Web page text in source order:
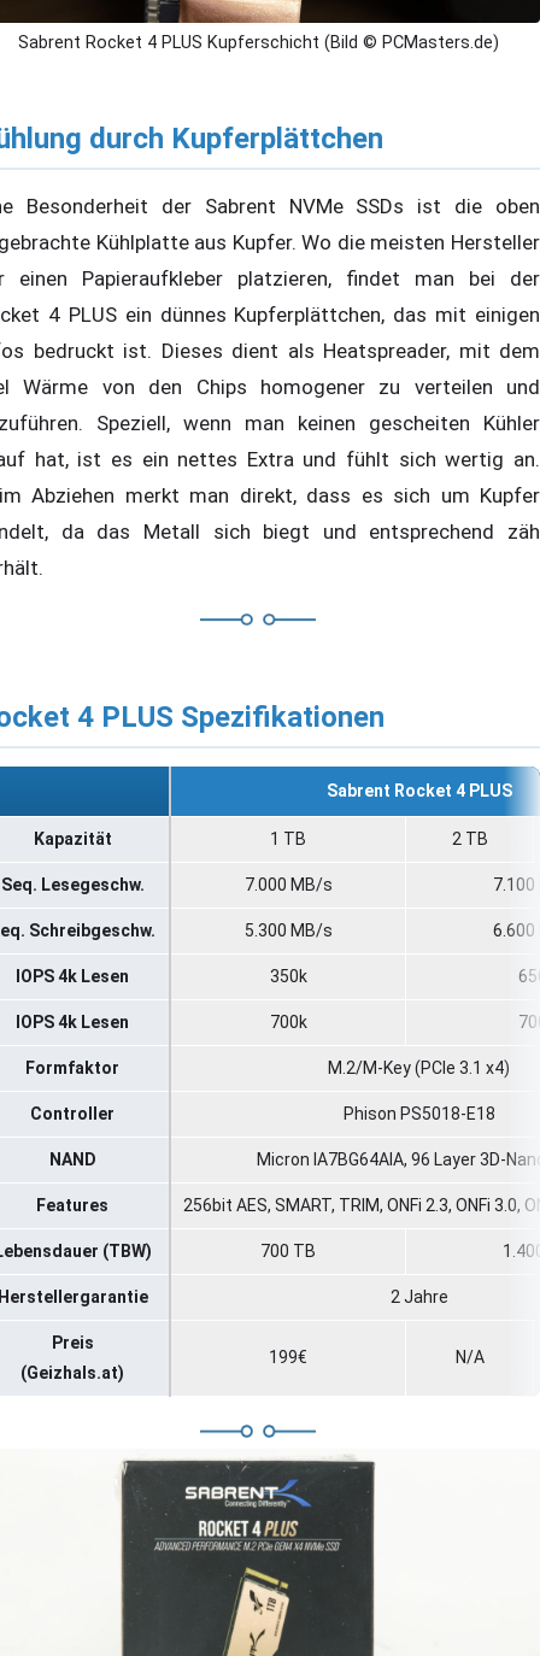
Sabrent Rocket 4 PLUS Kupferschicht (Bild © PCMasters.de)
durch Kupferplättchen
Besonderheit der Sabrent NVMe SSDs ist die oben
Kühlplatte aus Kupfer. Wo die meisten Hersteller
einen Papieraufkleber platzieren, findet man bei der
4 PLUS ein dünnes Kupferplättchen, das mit einigen
bedruckt ist. Dieses dient als Heatspreader, mit dem
Wärme von den Chips homogener zu verteilen und
Speziell, wenn man keinen gescheiten Kühler
hat, ist es ein nettes Extra und fühlt sich wertig an.
Abziehen merkt man direkt, dass es sich um Kupfer
da das Metall sich biegt und entsprechend zäh
4 PLUS Spezifikationen
Sabrent Rocket 4 PLUS
Kapazität 1 TB 2 TB
Seq. Lesegeschw. 7.000 MB/s
Schreibgeschw. 5.300 MB/s 6.600
IOPS 4k Lesen 350k
IOPS 4k Lesen ​700k
Formfaktor M.2/​M-Key (PCIe 3.1 x4)
Controller Phison PS5018-E18
NAND Micron IA7BG64AIA, 96 Layer 3D-
Features 256bit AES, SMART, TRIM, ONFi 2.3, ONFi 3.0,
(TBW) 700 TB
2 Jahre
Preis
(Geizhals.at)
199€ N/A